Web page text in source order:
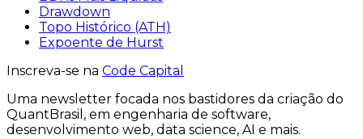
Drawdown
Topo Histórico (ATH)
Expoente de Hurst
Inscreva-se na Code Capital
Uma newsletter focada nos bastidores da criação do
QuantBrasil , em engenharia de software,
desenvolvimento web, data science, AI e mais.